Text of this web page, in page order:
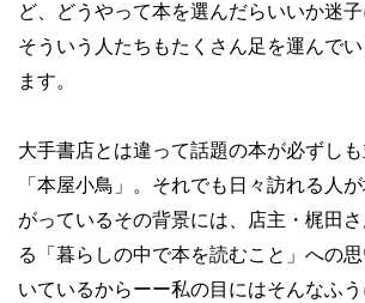
ど、どうやって本を選んだらいいか迷子
そういう人たちもたくさん足を運んで
ます。
大手書店とは違って話題の本が必ずし
「本屋小鳥」。それでも日々訪れる人
がっているその背景には、店主・梶田
る「暮らしの中で本を読むこと」への
いているからーー私の目にはそんなふう